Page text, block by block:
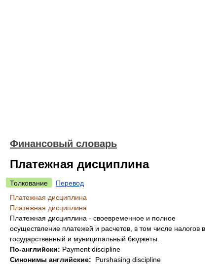
Финансовый словарь
Платежная дисциплина
Толкование
Перевод
Платежная дисциплина
Платежная дисциплина
Платежная дисциплина - своевременное и полное
осуществление платежей и расчетов, в том числе налогов в
государственный и муниципальный бюджеты.
По-английски: Payment discipline
Синонимы английские:
Purshasing discipline